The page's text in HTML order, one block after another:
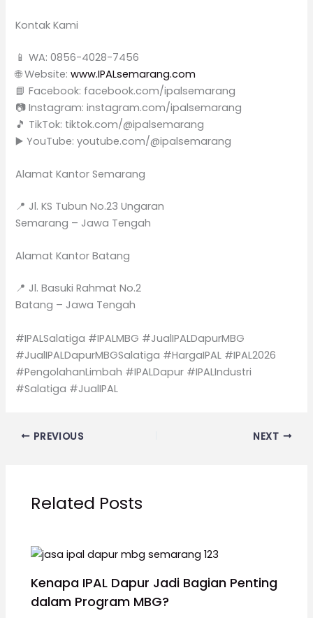
Kontak Kami
📱 WA: 0856-4028-7456
🌐 Website:www.IPALsemarang.com
📘 Facebook: facebook.com/ipalsemarang
📷 Instagram: instagram.com/ipalsemarang
🎵 TikTok: tiktok.com/@ipalsemarang
▶️ YouTube: youtube.com/@ipalsemarang
Alamat Kantor Semarang
📍 Jl. KS Tubun No.23 Ungaran
Semarang – Jawa Tengah
Alamat Kantor Batang
📍 Jl. Basuki Rahmat No.2
Batang – Jawa Tengah
#IPALSalatiga #IPALMBG #JualIPALDapurMBG
#JualIPALDapurMBGSalatiga #HargaIPAL #IPAL2026
#PengolahanLimbah #IPALDapur #IPALIndustri
#Salatiga #JualIPAL
PREVIOUS NEXT
Related Posts
Kenapa IPAL Dapur Jadi Bagian Penting
dalam Program MBG?